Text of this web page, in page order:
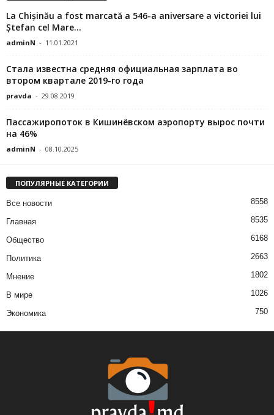
La Chișinău a fost marcată a 546-a aniversare a victoriei lui
Ștefan cel Mare...
adminN - 11.01.2021
Стала известна средняя официальная зарплата во
втором квартале 2019-го года
pravda - 29.08.2019
Пассажиропоток в Кишинёвском аэропорту вырос почти
на 46%
adminN - 08.10.2025
ПОПУЛЯРНЫЕ КАТЕГОРИИ
Все новости 8558
Главная 8535
Общество 6168
Политика 2663
Мнение 1802
В мире 1026
Экономика 750